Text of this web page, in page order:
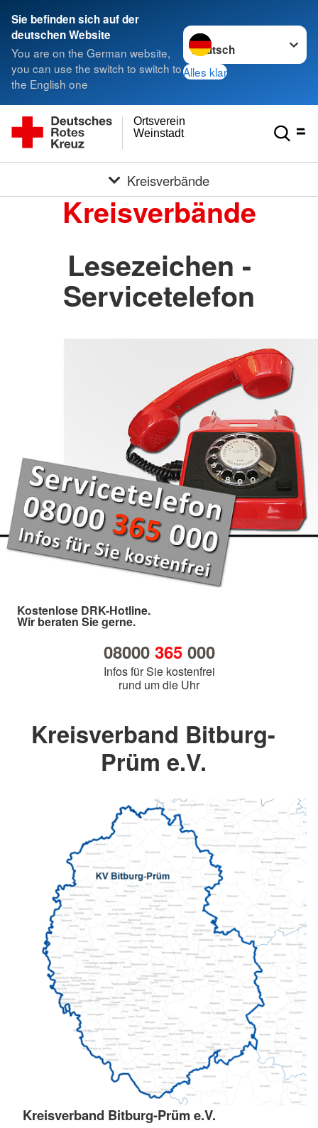
Sie befinden sich auf der
deutschen Website
You are on the German website,
you can use the switch to switch to
the English one
Sprache wechseln zu
Alles klar
Weinstadt
Ortsverein
Kreisverbände
Kreisverbände
Lesezeichen -
Servicetelefon
Kostenlose DRK-Hotline.
Wir beraten Sie gerne.
08000 365000
Infos für Sie kostenfrei
rund um die Uhr
Kreisverband Bitburg-
Prüm e.V.
Kreisverband Bitburg-Prüm e.V.